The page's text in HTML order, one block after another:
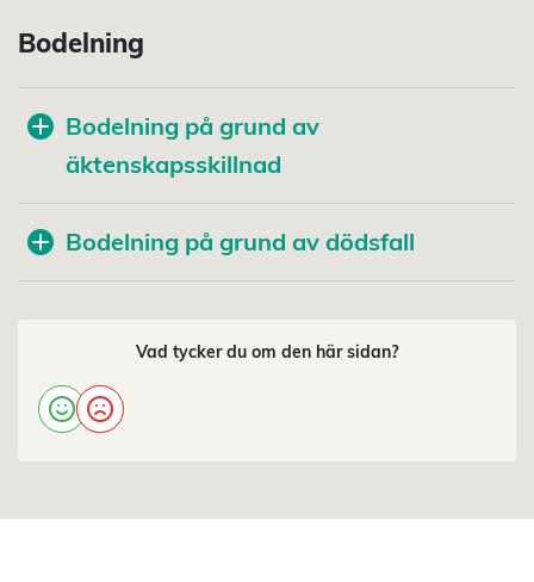
Bodelning
Bodelning på grund av
äktenskapsskillnad
Bodelning på grund av dödsfall
Vad tycker du om den här sidan?